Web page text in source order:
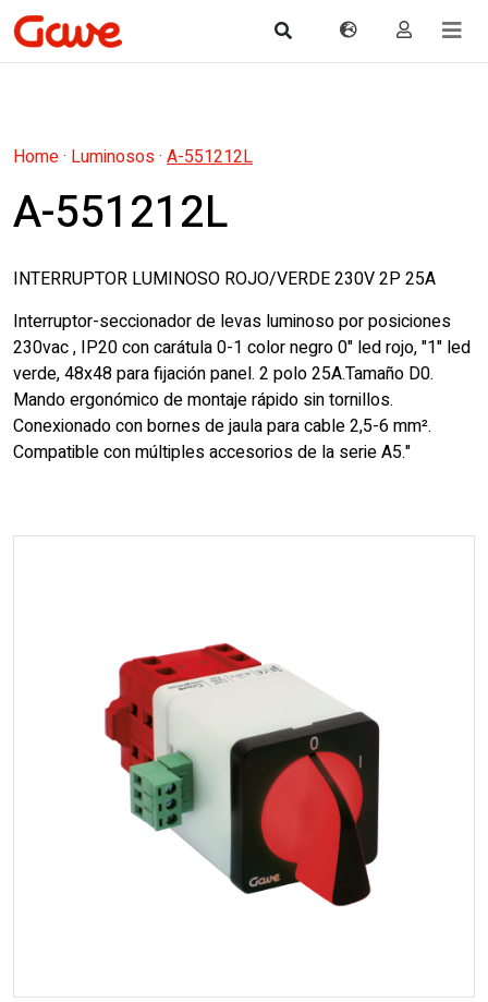
Home· Luminosos· A-551212L
A-551212L
INTERRUPTOR LUMINOSO ROJO/VERDE 230V 2P 25A
Interruptor-seccionador de levas luminoso por posiciones
230vac , IP20 con carátula 0-1 color negro 0" led rojo, "1" led
verde, 48x48 para fijación panel. 2 polo 25A.Tamaño D0.
Mando ergonómico de montaje rápido sin tornillos.
Conexionado con bornes de jaula para cable 2,5-6 mm².
Compatible con múltiples accesorios de la serie A5."